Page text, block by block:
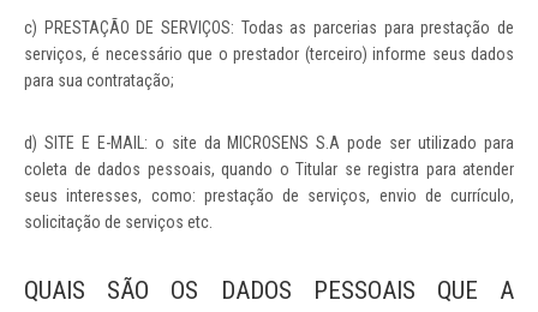
c) PRESTAÇÃO DE SERVIÇOS: Todas as parcerias para prestação de
serviços, é necessário que o prestador (terceiro) informe seus dados
para sua contratação;
d) SITE E E-MAIL: o site da MICROSENS S.A pode ser utilizado para
coleta de dados pessoais, quando o Titular se registra para atender
seus interesses, como: prestação de serviços, envio de currículo,
solicitação de serviços etc.
QUAIS SÃO OS DADOS PESSOAIS QUE A